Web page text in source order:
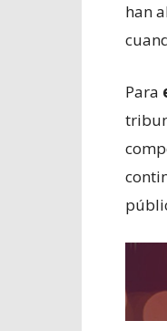
han
Para